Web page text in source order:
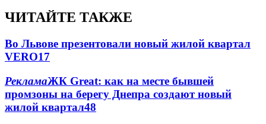
ЧИТАЙТЕ ТАКЖЕ
Во Львове презентовали новый жилой квартал
VERO17
РекламаЖК Great: как на месте бывшей
промзоны на берегу Днепра создают новый
жилой квартал48